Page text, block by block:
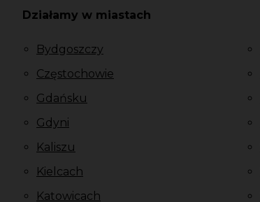
Działamy w miastach
Bydgoszczy
Częstochowie
Gdańsku
Gdyni
Kaliszu
Kielcach
Katowicach